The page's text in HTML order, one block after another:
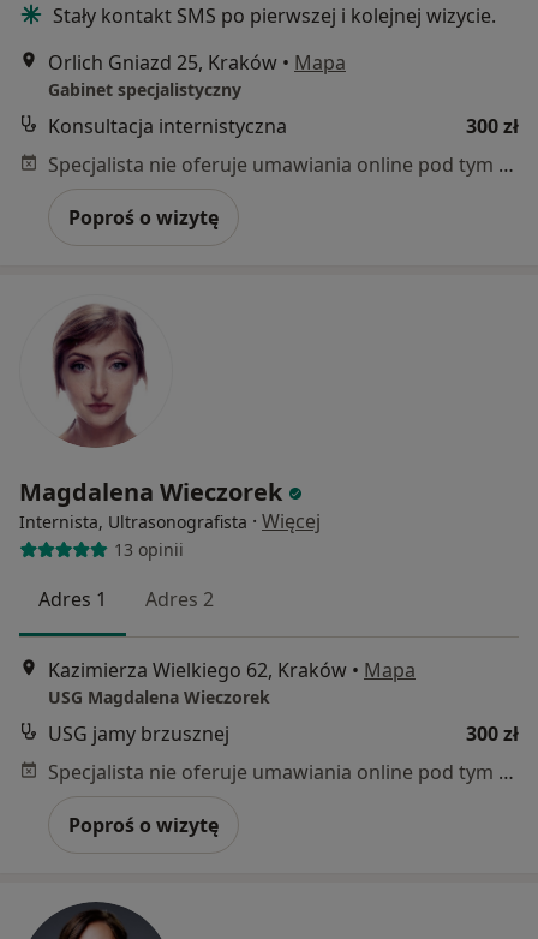
Stały kontakt SMS po pierwszej i kolejnej wizycie.
Orlich Gniazd 25, Kraków • Mapa
Gabinet specjalistyczny
Konsultacja internistyczna
300 zł
Specjalista nie oferuje umawiania online pod tym adresem.
Poproś o wizytę
Magdalena Wieczorek
Internista, Ultrasonografista · Więcej
13 opinii
Adres 1 Adres 2
Kazimierza Wielkiego 62, Kraków • Mapa
USG Magdalena Wieczorek
USG jamy brzusznej
300 zł
Specjalista nie oferuje umawiania online pod tym adresem.
Poproś o wizytę